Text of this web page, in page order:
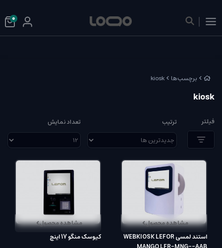
برچسب‌ها kiosk
kiosk
فیلتر ترتیب تعداد نمایش
مشاهده محصول
استند لمسی WEBKIOSK LEFOR
مشاهده محصول
کیوسک منگو 17 اینچ
0